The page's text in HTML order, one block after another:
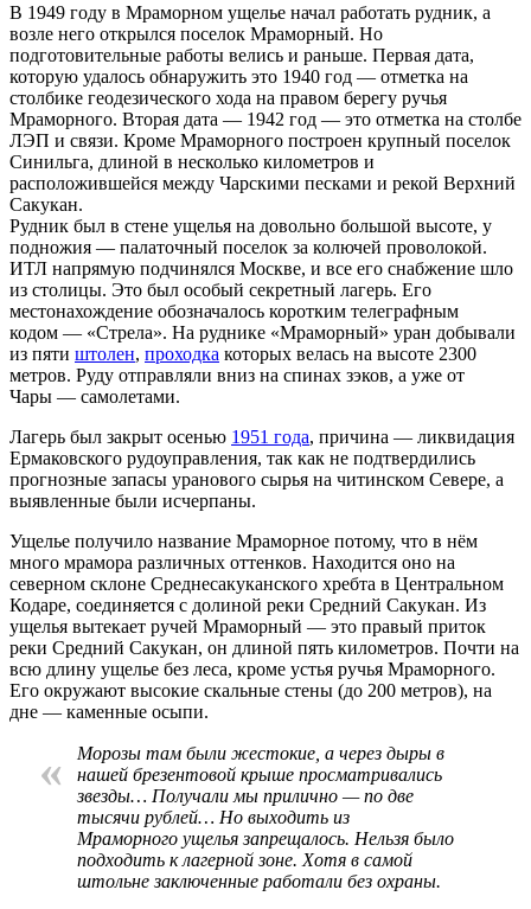
В 1949 году в Мраморном ущелье начал работать рудник, а
возле него открылся поселок Мраморный. Но
подготовительные работы велись и раньше. Первая дата,
которую удалось обнаружить это 1940 год — отметка на
столбике геодезического хода на правом берегу ручья
Мраморного. Вторая дата — 1942 год — это отметка на столбе
ЛЭП и связи. Кроме Мраморного построен крупный поселок
Синильга, длиной в несколько километров и
расположившейся между Чарскими песками и рекой Верхний
Сакукан.
Рудник был в стене ущелья на довольно большой высоте, у
подножия — палаточный поселок за колючей проволокой.
ИТЛ напрямую подчинялся Москве, и все его снабжение шло
из столицы. Это был особый секретный лагерь. Его
местонахождение обозначалось коротким телеграфным
кодом — «Стрела». На руднике «Мраморный» уран добывали
из пяти штолен, проходка которых велась на высоте 2300
метров. Руду отправляли вниз на спинах зэков, а уже от
Чары — самолетами.
Лагерь был закрыт осенью 1951 года, причина — ликвидация
Ермаковского рудоуправления, так как не подтвердились
прогнозные запасы уранового сырья на читинском Севере, а
выявленные были исчерпаны.
Ущелье получило название Мраморное потому, что в нём
много мрамора различных оттенков. Находится оно на
северном склоне Среднесакуканского хребта в Центральном
Кодаре, соединяется с долиной реки Средний Сакукан. Из
ущелья вытекает ручей Мраморный — это правый приток
реки Средний Сакукан, он длиной пять километров. Почти на
всю длину ущелье без леса, кроме устья ручья Мраморного.
Его окружают высокие скальные стены (до 200 метров), на
дне — каменные осыпи.
«
Морозы там были жестокие, а через дыры в
нашей брезентовой крыше просматривались
звезды… Получали мы прилично — по две
тысячи рублей… Но выходить из
Мраморного ущелья запрещалось. Нельзя было
подходить к лагерной зоне. Хотя в самой
штольне заключенные работали без охраны.